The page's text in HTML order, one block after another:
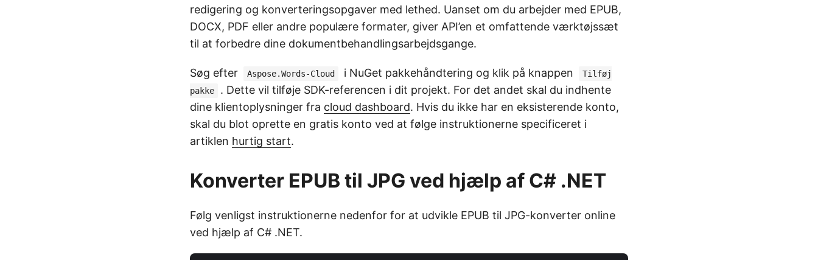
redigering og konverteringsopgaver med lethed. Uanset om du arbejder med EPUB,
DOCX, PDF eller andre populære formater, giver API’en et omfattende værktøjssæt
til at forbedre dine dokumentbehandlingsarbejdsgange.
Søg efter Aspose.Words-Cloud i NuGet pakkehåndtering og klik på knappen
Tilføj
pakke
. Dette vil tilføje SDK-referencen i dit projekt. For det andet skal du indhente
dine klientoplysninger fra cloud dashboard. Hvis du ikke har en eksisterende konto,
skal du blot oprette en gratis konto ved at følge instruktionerne specificeret i
artiklen hurtig start.
Konverter EPUB til JPG ved hjælp af C# .NET
Følg venligst instruktionerne nedenfor for at udvikle EPUB til JPG-konverter online
ved hjælp af C# .NET.